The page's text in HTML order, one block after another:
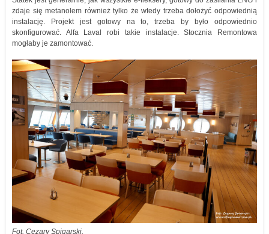
zdaje się metanolem również tylko że wtedy trzeba dołożyć odpowiednią
instalację. Projekt jest gotowy na to, trzeba by było odpowiednio
skonfigurować. Alfa Laval robi takie instalacje. Stocznia Remontowa
mogłaby je zamontować.
Fot. Cezary Spigarski.